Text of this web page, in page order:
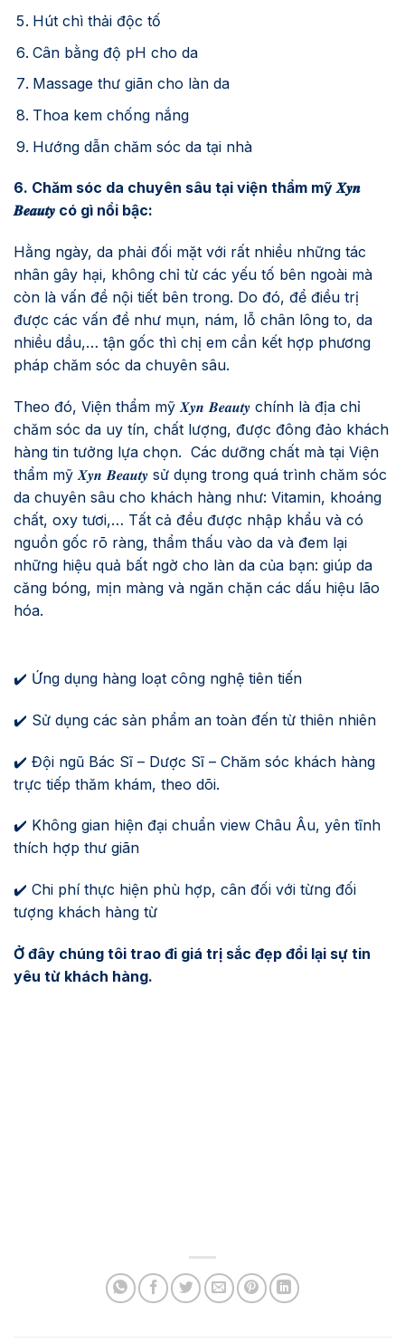
Hút chì thải độc tố
Cân bằng độ pH cho da
Massage thư giãn cho làn da
Thoa kem chống nắng
Hướng dẫn chăm sóc da tại nhà
6. Chăm sóc da chuyên sâu tại viện thẩm mỹ 𝑿𝒚𝒏
𝑩𝒆𝒂𝒖𝒕𝒚 có gì nổi bậc:
Hằng ngày, da phải đối mặt với rất nhiều những tác
nhân gây hại, không chỉ từ các yếu tố bên ngoài mà
còn là vấn đề nội tiết bên trong. Do đó, để điều trị
được các vấn đề như mụn, nám, lỗ chân lông to, da
nhiều dầu,… tận gốc thì chị em cần kết hợp phương
pháp chăm sóc da chuyên sâu.
Theo đó, Viện thẩm mỹ 𝑿𝒚𝒏 𝑩𝒆𝒂𝒖𝒕𝒚 chính là địa chỉ
chăm sóc da uy tín, chất lượng, được đông đảo khách
hàng tin tưởng lựa chọn. Các dưỡng chất mà tại Viện
thẩm mỹ 𝑿𝒚𝒏 𝑩𝒆𝒂𝒖𝒕𝒚 sử dụng trong quá trình chăm sóc
da chuyên sâu cho khách hàng như: Vitamin, khoáng
chất, oxy tươi,… Tất cả đều được nhập khẩu và có
nguồn gốc rõ ràng, thẩm thấu vào da và đem lại
những hiệu quả bất ngờ cho làn da của bạn: giúp da
căng bóng, mịn màng và ngăn chặn các dấu hiệu lão
hóa.
✔️ Ứng dụng hàng loạt công nghệ tiên tiến
✔️ Sử dụng các sản phẩm an toàn đến từ thiên nhiên
✔️ Đội ngũ Bác Sĩ – Dược Sĩ – Chăm sóc khách hàng
trực tiếp thăm khám, theo dõi.
✔️ Không gian hiện đại chuẩn view Châu Âu, yên tĩnh
thích hợp thư giãn
✔️ Chi phí thực hiện phù hợp, cân đối với từng đối
tượng khách hàng từ
Ở đây chúng tôi trao đi giá trị sắc đẹp đổi lại sự tin
yêu từ khách hàng.